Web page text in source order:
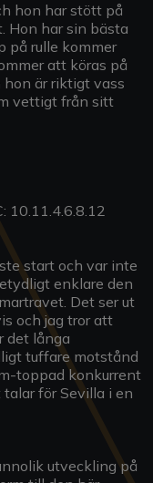
hon har stött på
Hon har sin bästa
på rulle kommer
att köras på
är riktigt vass
vettigt från sitt
10.11.4.6.8.12
start och var inte
enklare den
Det ser ut
och jag tror att
det långa
tuffare motstånd
toppad konkurrent
för Sevilla i en
utveckling på